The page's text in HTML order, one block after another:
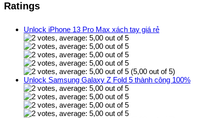
Ratings
Unlock iPhone 13 Pro Max xách tay giá rẻ
(5,00 out of 5)
Unlock Samsung Galaxy Z Fold 5 thành công 100%